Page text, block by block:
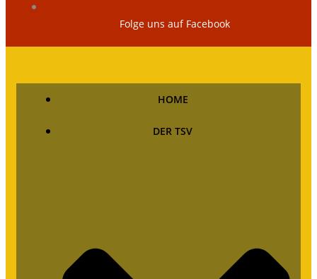
Folge uns auf Facebook
HOME
DER TSV